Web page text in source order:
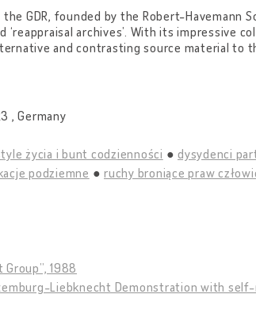
GDR, founded by the Robert-Havemann
archives’. With its impressive
and contrasting source material to
, Germany
życia i bunt codzienności
dysydenci
podziemne
ruchy broniące praw
1988
Liebknecht Demonstration with self-